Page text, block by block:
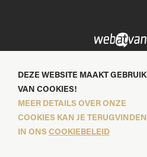
DEZE WEBSITE MAAKT GEBRUIK
VAN COOKIES!
MEER DETAILS OVER ONZE
COOKIES KAN JE TERUGVINDEN
IN ONS COOKIEBELEID